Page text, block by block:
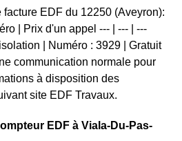
EDF du 12250 (Aveyron):
| Prix d'un appel --- | --- | ---
| Numéro : 3929 | Gratuit
communication normale pour
à disposition des
site EDF Travaux.
EDF à Viala-Du-Pas-